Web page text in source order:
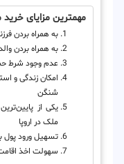
مهمترین مزایای
به همراه بردن فرزندان زیر
به همراه بردن
عدم وجود شرط
امکان زندگی و
شنگن
یکی از
ملک در اروپا
تسهیل ورود پول
سهولت اخذ